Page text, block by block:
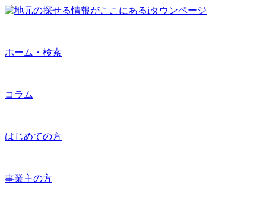
ホーム・検索
コラム
はじめての方
事業主の方